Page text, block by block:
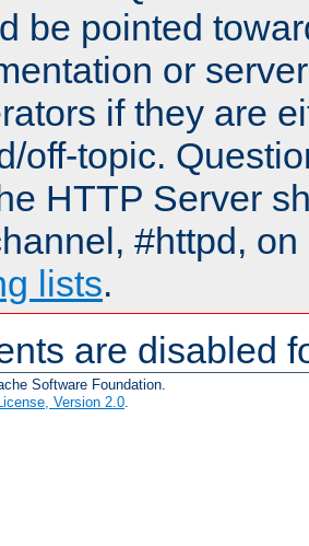
be pointed
or
if they are
off-topic.
HTTP Server
#httpd,
lists.
are disabled
Software Foundation.
Version 2.0.